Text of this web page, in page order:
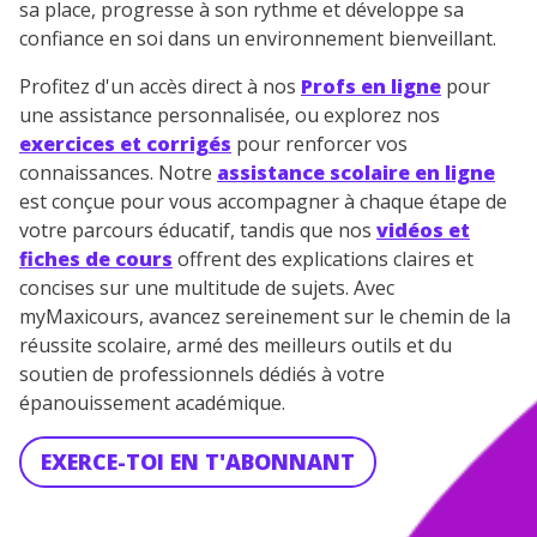
sa place, progresse à son rythme et développe sa
confiance en soi dans un environnement bienveillant.
Profitez d'un accès direct à nos Profs en ligne pour
une assistance personnalisée, ou explorez nos
exercices et corrigés pour renforcer vos
connaissances. Notre assistance scolaire en ligne
est conçue pour vous accompagner à chaque étape de
votre parcours éducatif, tandis que nos vidéos et
fiches de cours offrent des explications claires et
concises sur une multitude de sujets. Avec
myMaxicours, avancez sereinement sur le chemin de la
réussite scolaire, armé des meilleurs outils et du
soutien de professionnels dédiés à votre
épanouissement académique.
EXERCE-TOI EN T'ABONNANT